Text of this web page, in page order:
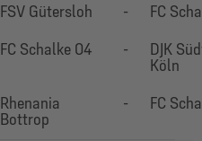
FSV Gütersloh -
FC
FC Schalke 04 -
DJK
Köln
Rhenania
Bottrop
- FC